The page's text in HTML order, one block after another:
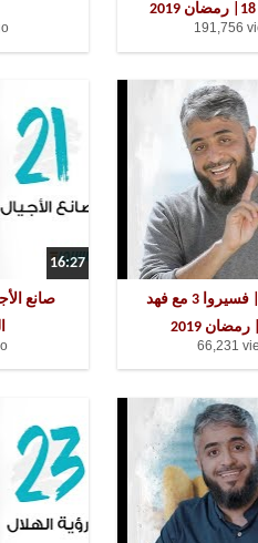
191,756
غابات في جزيرة العرب | فسيروا 3 مع فهد
66,231
16:27